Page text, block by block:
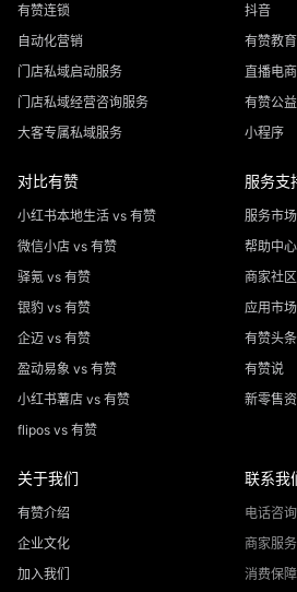
有赞连锁
自动化营销
门店私域启动服务
门店私域经营咨询服务
大客专属私域服务
抖音
有赞教育
直播电商
有赞公益
小程序
对比有赞
小红书本地生活 vs 有赞
微信小店 vs 有赞
驿氪 vs 有赞
银豹 vs 有赞
企迈 vs 有赞
盈动易象 vs 有赞
小红书薯店 vs 有赞
flipos vs 有赞
服务支
服务市场
帮助中心
商家社区
应用市场
有赞头条
有赞说
新零售
关于我们
有赞介绍
企业文化
加入我们
联系我
电话咨
商家服
消费保